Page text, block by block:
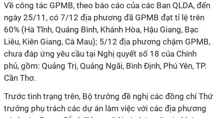
Về công tác GPMB, theo báo cáo của các Ban QLDA, đến
ngày 25/11, có 7/12 địa phương đã GPMB đạt tỉ lệ trên
60% (Hà Tĩnh, Quảng Bình, Khánh Hòa, Hậu Giang, Bạc
Liêu, Kiên Giang, Cà Mau); 5/12 địa phương chậm GPMB,
chưa đáp ứng yêu cầu tại Nghị quyết số 18 của Chính
phủ, gồm: Quảng Trị, Quảng Ngãi, Bình Định, Phú Yên, TP.
Cần Thơ.
Trước tình trạng trên, Bộ trưởng đề nghị các đồng chí Thứ
trưởng phụ trách các dự án làm việc với các địa phương